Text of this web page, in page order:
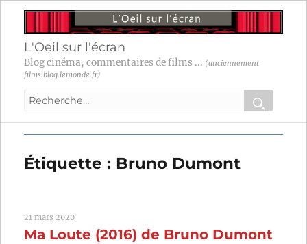
L'Oeil sur l'écran
Blog cinéma, commentaires de films ... (anciennement
films.blog.lemonde.fr)
Recherche
:
OK
Étiquette : Bruno Dumont
21 mars 2020
Ma Loute (2016) de Bruno Dumont